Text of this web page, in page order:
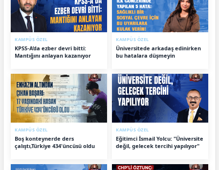
KAMPÜS ÖZEL
KPSS-A’da ezber devri bitti:
Mantığını anlayan kazanıyor
KAMPÜS ÖZEL
Üniversitede arkadaş edinirken
bu hatalara düşmeyin
KAMPÜS ÖZEL
Boş konteynerde ders
çalıştı,Türkiye 434'üncüsü oldu
KAMPÜS ÖZEL
Eğitimci İsmail Yolcu: "Üniversite
değil, gelecek tercihi yapılıyor"